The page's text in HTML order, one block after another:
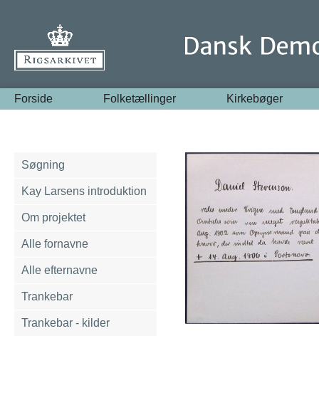
Forside Folketællinger Kirkebøger
Søgning
Kay Larsens introduktion
Om projektet
Alle fornavne
Alle efternavne
Trankebar
Trankebar - kilder